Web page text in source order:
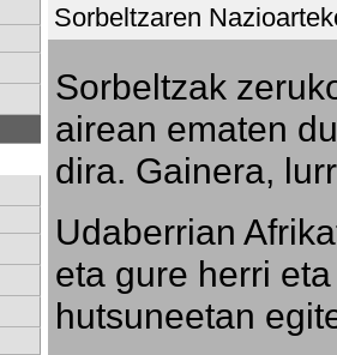
Sorbeltzaren
Sorbeltzak
airean ematen
dira. Gainera,
Udaberrian
eta gure herri
hutsuneetan